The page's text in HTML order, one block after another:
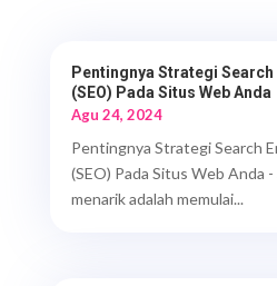
Pentingnya Strategi
(SEO) Pada Situs Web Anda
Agu 24, 2024
Pentingnya Strategi Search
(SEO) Pada Situs Web Anda
menarik adalah memulai...